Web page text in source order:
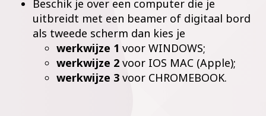
Beschik je over een computer die je
uitbreidt met een beamer of digitaal bord
als tweede scherm dan kies je
werkwijze 1 voor WINDOWS;
werkwijze 2 voor IOS MAC (Apple);
werkwijze 3 voor CHROMEBOOK.